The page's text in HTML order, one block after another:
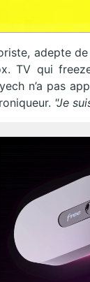
adepte
TV qui
n’a pas
"Je